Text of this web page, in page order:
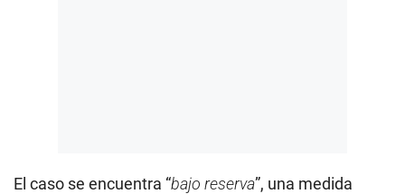
El caso se encuentra “bajo reserva”, una medida